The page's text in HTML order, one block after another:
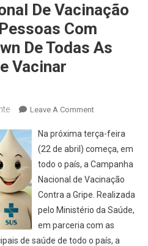
De Vacinação
Com
De Todas As
Vacinar
Leave A CommentOn
Nacional
De
Vacinação
Contra
A
Gripe:
Pessoas
Com
Na próxima terça-feira
(22 de abril) começa, em
todo o país, a Campanha
Nacional de Vacinação
Contra a Gripe. Realizada
pelo Ministério da Saúde,
em parceria com as
de saúde de todo o país, a